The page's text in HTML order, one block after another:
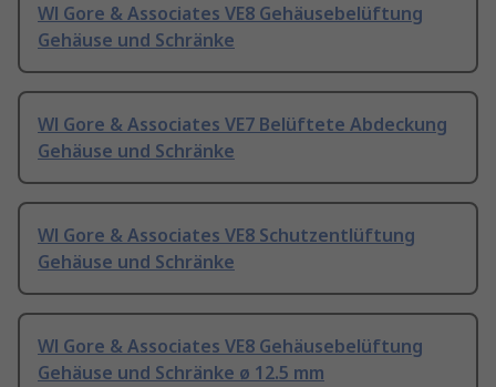
Wl Gore & Associates VE8 Gehäusebelüftung
Gehäuse und Schränke
Wl Gore & Associates VE7 Belüftete Abdeckung
Gehäuse und Schränke
Wl Gore & Associates VE8 Schutzentlüftung
Gehäuse und Schränke
Wl Gore & Associates VE8 Gehäusebelüftung
Gehäuse und Schränke ø 12.5 mm